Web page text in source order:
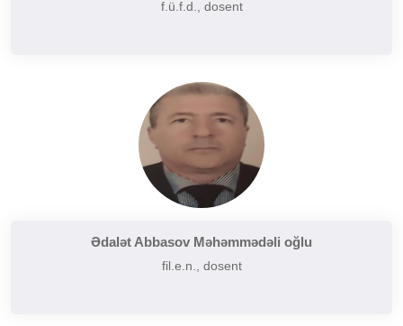
f.ü.f.d., dosent
Ədalət Abbasov Məhəmmədəli oğlu
fil.e.n., dosent